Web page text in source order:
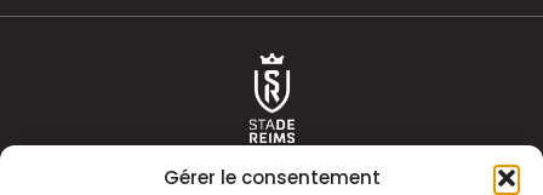
Gérer le consentement